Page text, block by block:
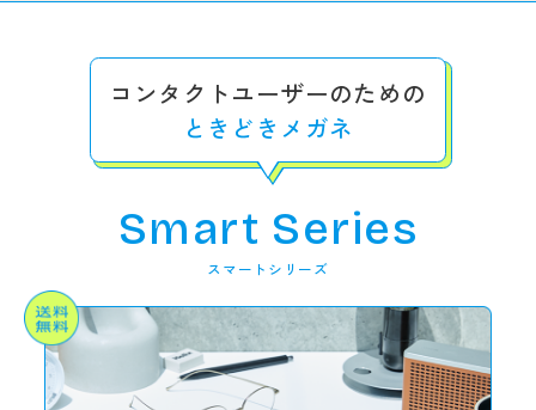
コンタクトユーザーのための
ときどきメガネ
Smart Series
スマートシリーズ